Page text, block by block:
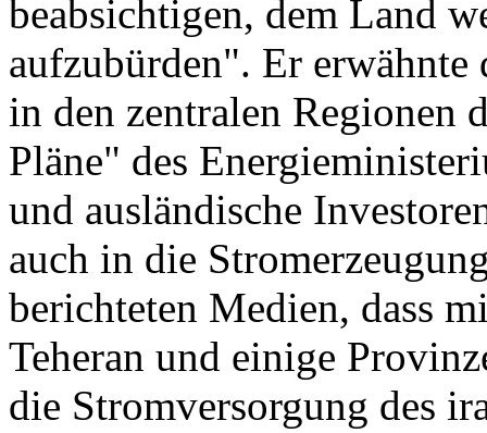
beabsichtigen, dem Land
aufzubürden". Er
in den zentralen Regionen
Pläne" des
und ausländische
auch in die
berichteten Medien, dass
Teheran und einige
die Stromversorgung des